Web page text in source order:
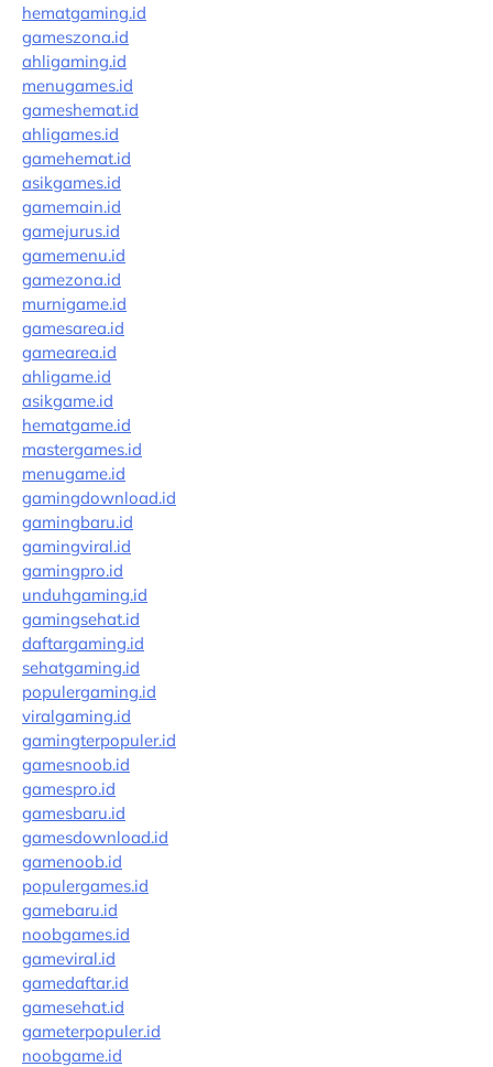
hematgaming.id
gameszona.id
ahligaming.id
menugames.id
gameshemat.id
ahligames.id
gamehemat.id
asikgames.id
gamemain.id
gamejurus.id
gamemenu.id
gamezona.id
murnigame.id
gamesarea.id
gamearea.id
ahligame.id
asikgame.id
hematgame.id
mastergames.id
menugame.id
gamingdownload.id
gamingbaru.id
gamingviral.id
gamingpro.id
unduhgaming.id
gamingsehat.id
daftargaming.id
sehatgaming.id
populergaming.id
viralgaming.id
gamingterpopuler.id
gamesnoob.id
gamespro.id
gamesbaru.id
gamesdownload.id
gamenoob.id
populergames.id
gamebaru.id
noobgames.id
gameviral.id
gamedaftar.id
gamesehat.id
gameterpopuler.id
noobgame.id